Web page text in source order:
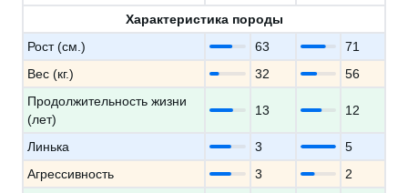
Характеристика породы
Рост (см.)
63
71
Вес (кг.)
32
56
Продолжительность жизни
(лет)
13 12
Линька 3
5
Агрессивность
3
2